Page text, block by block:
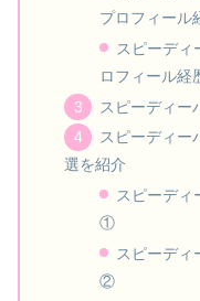
プロフィール
スピーディ
ロフィール経
スピーディー
スピーディー
選を紹介
スピーディ
①
スピーディ
②